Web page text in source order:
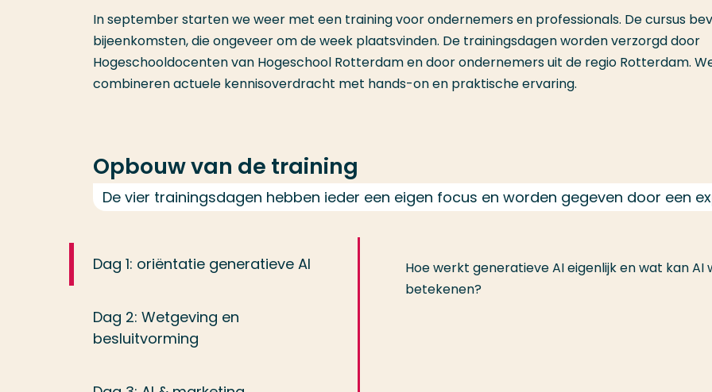
In september starten we weer met een training voor ondernemers en professionals. De cursus
bijeenkomsten, die ongeveer om de week plaatsvinden. De trainingsdagen worden verzorgd door
Hogeschooldocenten van Hogeschool Rotterdam en door ondernemers uit de regio Rotterdam.
combineren actuele kennisoverdracht met hands-on en praktische ervaring.
Opbouw van de training
De vier trainingsdagen hebben ieder een eigen focus en worden gegeven door een
Dag 1: oriëntatie generatieve AI
Hoe werkt generatieve AI eigenlijk en wat kan
betekenen?
Dag 2: Wetgeving en
besluitvorming